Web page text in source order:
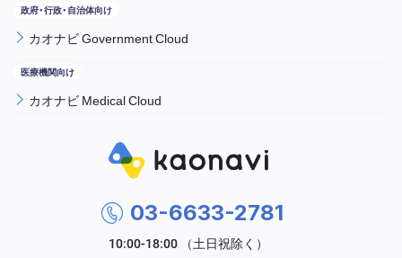
カオナビ Government Cloud
カオナビ Medical Cloud
03-6633-2781